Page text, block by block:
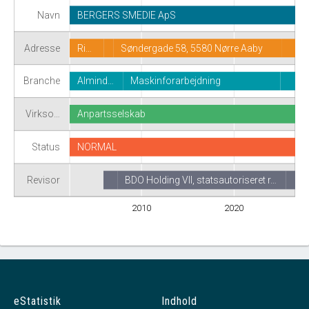
Navn
Adresse
Branche
Virkso…
Status
Revisor
2010 2020
BERGERS SMEDIE ApS
Ri… Søndergade 58, 5580 Nørre Aaby
Almind… Maskinforarbejdning
Anpartsselskab
NORMAL
BDO Holding VII, statsautoriseret r…
eStatistik Indhold